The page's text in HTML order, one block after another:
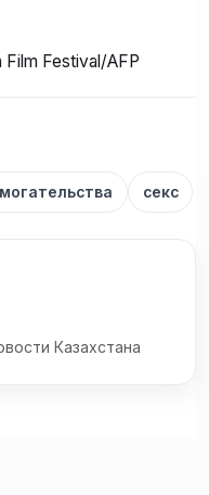
Film Festival/AFP
секс
Казахстана